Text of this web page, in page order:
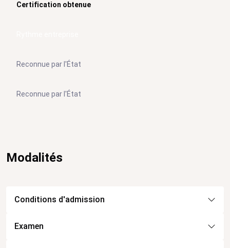
Certification obtenue
Reconnue par l'État
Reconnue par l'État
Modalités
Conditions d'admission
Examen